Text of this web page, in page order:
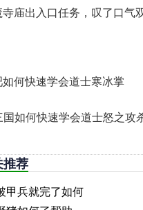
庙出入口任务，叹了口气
如何快速学会道士寒冰掌
国如何快速学会道士怒之攻
推荐
甲兵就完了如何